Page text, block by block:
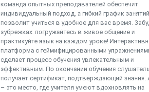
команда опытных преподавателей обеспечит
индивидуальный подход, а гибкий график занятий
позволит учиться в удобное для вас время.
зубрежках: погружайтесь в живое общение и
практикуйте язык на каждом уроке!
платформа с геймифицированными
сделает процесс обучения увлекательным и
эффективным. По окончании обучения слушатель
получает сертификат, подтверждающий знания.
– это место, где учителя умеют вдохновлять на